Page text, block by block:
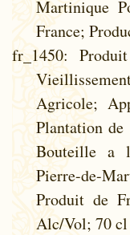
Martinique
France;
fr_1450:
Agricole;
Plantation
Bouteille a
Pierre-de-
Produit de
Alc/Vol; 70 cl